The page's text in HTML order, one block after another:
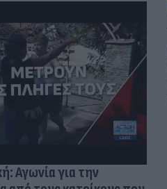
Αγωνία για την